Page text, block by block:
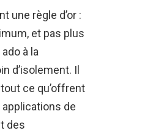
une règle d’or :
et pas plus
à la
d’isolement. Il
ce qu’offrent
de
des